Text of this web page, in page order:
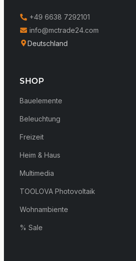
+49 6638 7292101
info@mctrade24.com
Deutschland
SHOP
Bauelemente
Beleuchtung
Freizeit
Heim & Haus
Multimedia
TOOLOVA Photovoltaik
Wohnambiente
% Sale